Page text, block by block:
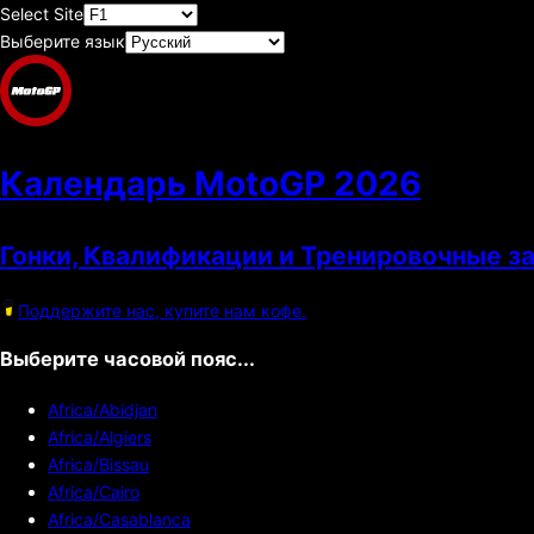
Select Site
Выберите язык
Календарь MotoGP 2026
Гонки, Квалификации и Тренировочные
Поддержите нас, купите нам кофе.
Выберите часовой пояс...
Africa/Abidjan
Africa/Algiers
Africa/Bissau
Africa/Cairo
Africa/Casablanca